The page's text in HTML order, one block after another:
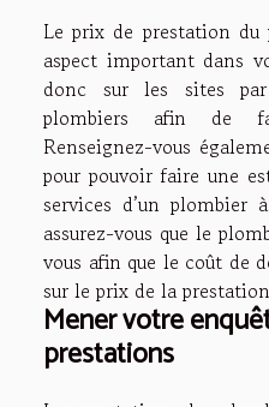
Le prix de prestation
aspect important dans
donc sur les sites
plombiers afin de
Renseignez-vous
pour pouvoir faire une
services d’un
assurez-vous que le
vous afin que le coût de
sur le prix de la
Mener votre
prestations